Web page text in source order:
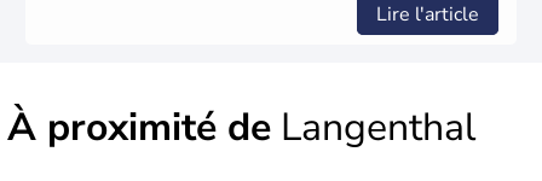
Lire l'article
À proximité de Langenthal